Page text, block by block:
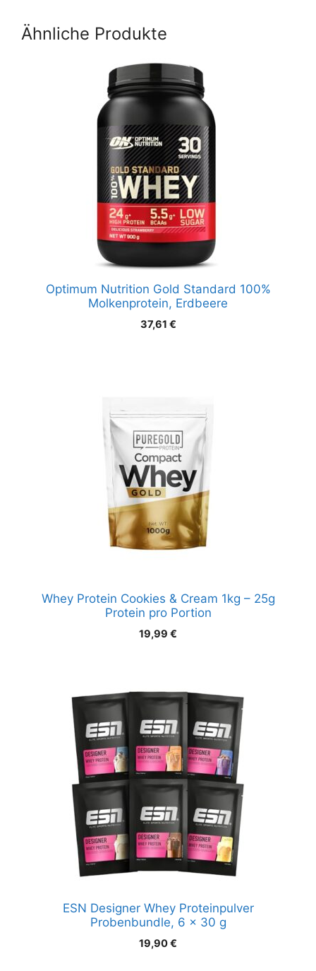
Molkenprotein, 31
Portionen
Ähnliche Produkte
Optimum Nutrition Gold Standard 100%
Molkenprotein, Erdbeere
37,61 €
Whey Protein Cookies & Cream 1kg – 25g
Protein pro Portion
19,99 €
ESN Designer Whey Proteinpulver
Probenbundle, 6 x 30 g
19,90€